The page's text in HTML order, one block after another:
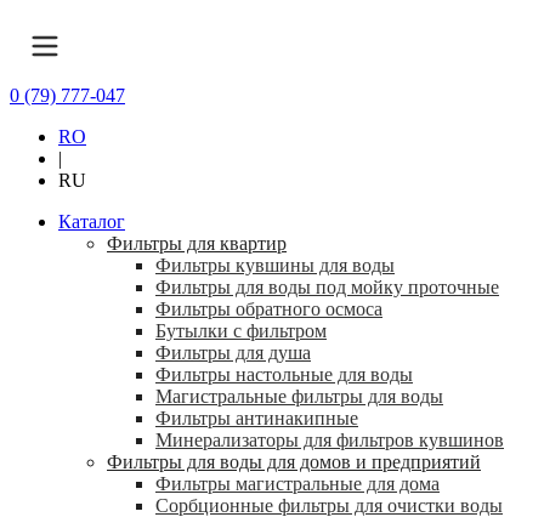
0 (79) 777-047
RO
|
RU
Каталог
Фильтры для квартир
Фильтры кувшины для воды
Фильтры для воды под мойку проточные
Фильтры обратного осмоса
Бутылки с фильтром
Фильтры для душа
Фильтры настольные для воды
Магистральные фильтры для воды
Фильтры антинакипные
Минерализаторы для фильтров кувшинов
Фильтры для воды для домов и предприятий
Фильтры магистральные для дома
Сорбционные фильтры для очистки воды